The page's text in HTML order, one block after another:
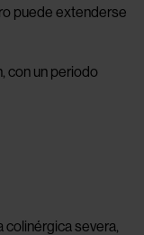
puede extenderse
con un periodo
colinérgica severa,